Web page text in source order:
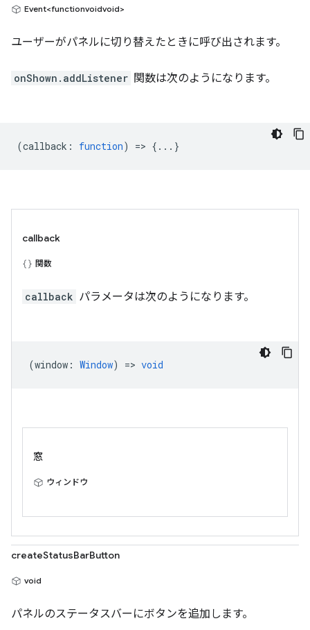
Event<functionvoidvoid>
ユーザーがパネルに切り替えたときに呼び出されます。
onShown.addListener 関数は次のようになります。
(callback : function) => {...}
callback
関数
callback パラメータは次のようになります。
(window : Window) => void
窓
ウィンドウ
createStatusBarButton
void
パネルのステータスバーにボタンを追加します。